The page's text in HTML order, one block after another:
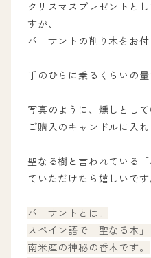
クリスマスプレゼントと
すが、
パロサントの削り木をお付
手のひらに乗るくらいの量
写真のように、燻しとし
ご購入のキャンドルに入
聖なる樹と言われている
ていただけたら嬉しいです
パロサントとは。
スペイン語で「聖なる木
南米産の神秘の香木です。